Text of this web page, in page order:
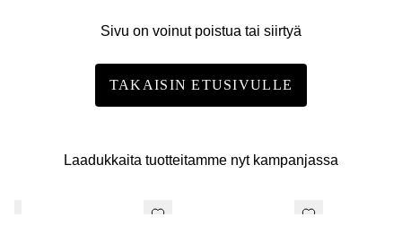
Sivu on voinut poistua tai siirtyä
TAKAISIN ETUSIVULLE
Laadukkaita tuotteitamme nyt kampanjassa